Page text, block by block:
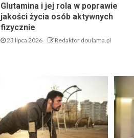
Glutamina i jej rola w poprawie
jakości życia osób aktywnych
fizycznie
23 lipca 2026 Redaktor doulama.pl